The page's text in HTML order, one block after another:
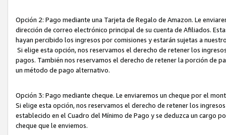
Opción 2: Pago mediante una Tarjeta de Regalo de Amazon. Le
dirección de correo electrónico principal de su cuenta de Afiliados.
hayan percibido los ingresos por comisiones y estarán sujetas a
Si elige esta opción, nos reservamos el derecho de retener los
pagos. También nos reservamos el derecho de retener la porción de
un método de pago alternativo.
Opción 3: Pago mediante cheque. Le enviaremos un cheque por el
Si elige esta opción, nos reservamos el derecho de retener los
establecido en el Cuadro del Mínimo de Pago y se deduzca un cargo
cheque que le enviemos.